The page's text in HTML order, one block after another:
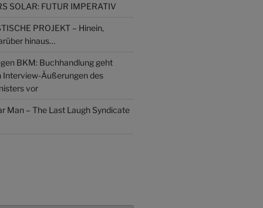
SOLAR: FUTUR IMPERATIV
PROJEKT – Hinein,
hinaus…
BKM: Buchhandlung geht
Interview-Äußerungen des
vor
Man – The Last Laugh Syndicate